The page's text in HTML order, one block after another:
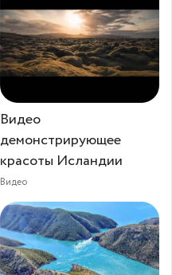
Видео
демонстрирующее
красоты Исландии
Видео